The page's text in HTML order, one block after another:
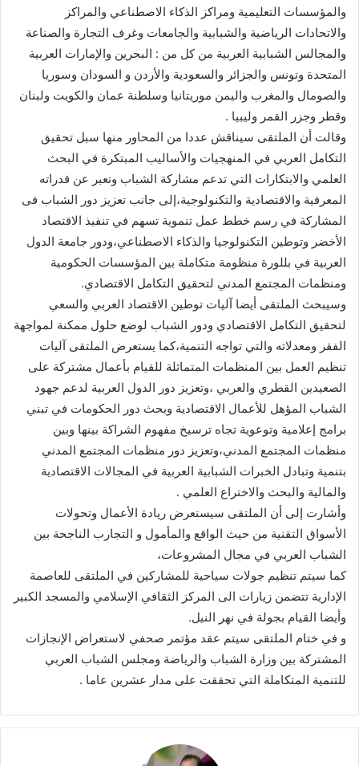
والمؤسسات التعليمية ومراكز الذكاء الاصطناعي والمراكز
والاتحادات الرياضية والشبابية والجامعات وغرف التجارة والصناعة
والمجالس الشبابية العربية من كل من : البحرين والإمارات العربية
المتحدة وتونس والجزائر والسعودية والأردن و السودان وسوريا
والصومال والمغرب واليمن موريتانيا وسلطنة عمان والكويت ولبنان
وقطر وجزر القمر وليبيا .
وقالت أن الملتقى سيناقش عددا من المحاور منها سبل تحقيق
التكامل العربي في المنهجيات والأساليب المبتكرة في البحث
العلمي والابتكارات التي تدعم مشاركة الشباب وتعبر عن قدراته
المعرفية والاقتصادية والتكنولوجية،إلى جانب تعزيز دور الشباب فى
المشاركة في رسم خطط عمل تنموية تسهم في تنفيذ الاقتصاد
الأخضر وتوطين التكنولوجيا والذكاء الاصطناعي،ودور جامعة الدول
العربية في بللورة منظومة متكاملة بين المؤسسات الحكومية
ومنظمات المجتمع المدني لتحقيق التكامل الاقتصادي.
وسيبحث الملتقى أيضا آليات توطين الاقتصاد العربي والسعي
لتحقيق التكامل الاقتصادي ودور الشباب لوضع حلول ممكنة لمواجهة
الفقر ومعدلاته والتي تواجه التنمية،كما يستعرض الملتقى آليات
تنظيم العمل بين المنظمات المتماثلة للقيام بأعمال مشتركة على
الصعيدين القطري والعربي ،وتعزيز دور الدول العربية لدعم جهود
الشباب المؤهل للأعمال الاقتصادية وبحث دور الحكومات في تبني
برامج إعلامية وتوعوية تجاه ترسيخ مفهوم الشراكة بينها وبين
منظمات المجتمع المدني،وتعزيز دور منظمات المجتمع المدني
بتنمية وتبادل الخبرات الشبابية العربية في المجالات الاقتصادية
والمالية والبحث والاختراع العلمي .
وأشارت إلى أن الملتقى سيستعرض ريادة الأعمال وتحولات
الأسواق التقنية من حيث الواقع والمأمول و التجارب الناجحة بين
الشباب العربي في مجال المشروعات،
كما سيتم تنظيم جولات سياحية للمشاركين في الملتقى للعاصمة
الإدارية تتضمن زيارات الى المركز الثقافي الإسلامي والمسجد الكبير
وأيضا القيام بجولة في نهر النيل.
و في ختام الملتقى سيتم عقد مؤتمر صحفي لاستعراض الإنجازات
المشتركة بين وزارة الشباب والرياضة ومجلس الشباب العربي
للتنمية المتكاملة التي تحققت على مدار عشرين عاما .